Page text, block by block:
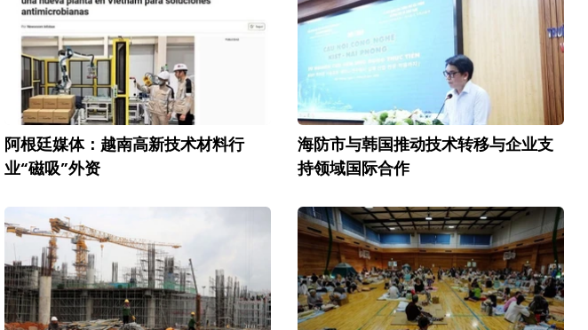
阿根廷媒体：越南高新技术材料行
业“磁吸”外资
海防市与韩国推动技术转移与企业支
持领域国际合作